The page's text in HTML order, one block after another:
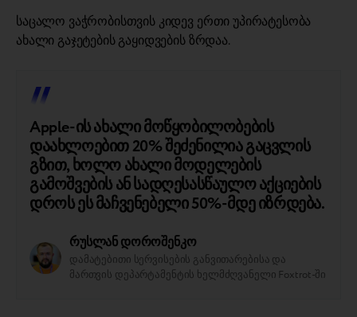
საცალო ვაჭრობისთვის კიდევ ერთი უპირატესობა
ახალი გაჯეტების გაყიდვების ზრდაა.
Apple-ის ახალი მოწყობილობების
დაახლოებით 20% შეძენილია გაცვლის
გზით, ხოლო ახალი მოდელების
გამოშვების ან სადღესასწაულო აქციების
დროს ეს მაჩვენებელი 50%-მდე იზრდება.
რუსლან დოროშენკო
დამატებითი სერვისების განვითარებისა და
მართვის დეპარტამენტის ხელმძღვანელი Foxtrot-ში